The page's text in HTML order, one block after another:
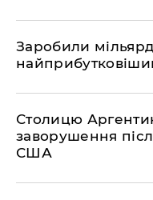
​Заробили
Столицю
заворушення
США